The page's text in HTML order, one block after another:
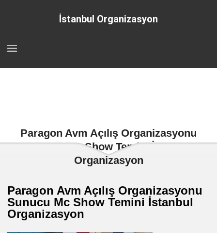
İstanbul Organizasyon
Paragon Avm Açılış Organizasyonu
Sunucu Mc Show Temini İstanbul
Organizasyon
Paragon Avm Açılış Organizasyonu
Sunucu Mc Show Temini İstanbul
Organizasyon